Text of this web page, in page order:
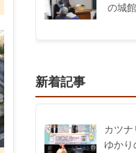
の城
新着記事
カツ
ゆかり